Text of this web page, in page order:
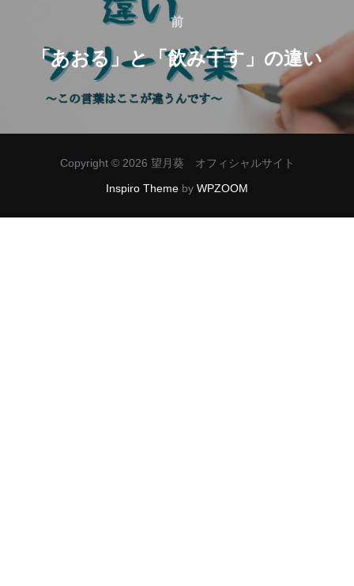
ョ
前
前
「あおる」と「飲み干す」の違い
Copyright © 2026 望月葵 オフィシャルサイト
Inspiro Theme by WPZOOM